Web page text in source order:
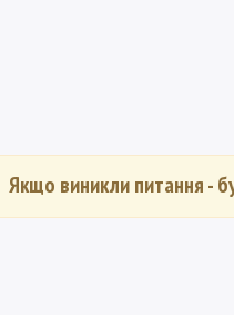
Якщо виникли питання -